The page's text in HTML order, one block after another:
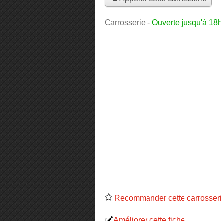
Carrosserie - Ouverte jusqu'à
Recommander cette